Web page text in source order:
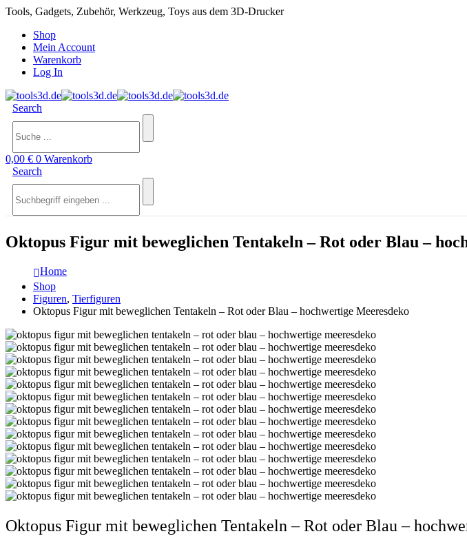
Tools, Gadgets, Zubehör, Werkzeug, Toys aus dem 3D-Drucker
Shop
Mein Account
Warenkorb
Log In
Search
0,00 € 0 Warenkorb
Search
Oktopus Figur mit beweglichen Tentakeln – Rot oder Blau –
Home
Shop
Figuren, Tierfiguren
Oktopus Figur mit beweglichen Tentakeln – Rot oder Blau – hochwertige Meeresdeko
Oktopus Figur mit beweglichen Tentakeln – Rot oder Blau –